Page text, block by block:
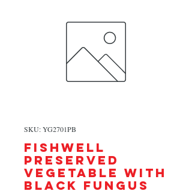
SKU: YG2701PB
FISHWELL
PRESERVED
VEGETABLE WITH
BLACK FUNGUS